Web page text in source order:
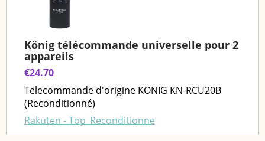
König télécommande universelle pour 2
appareils
€24.70
Telecommande d'origine KONIG KN-RCU20B
(Reconditionné)
Rakuten - Top_Reconditionne